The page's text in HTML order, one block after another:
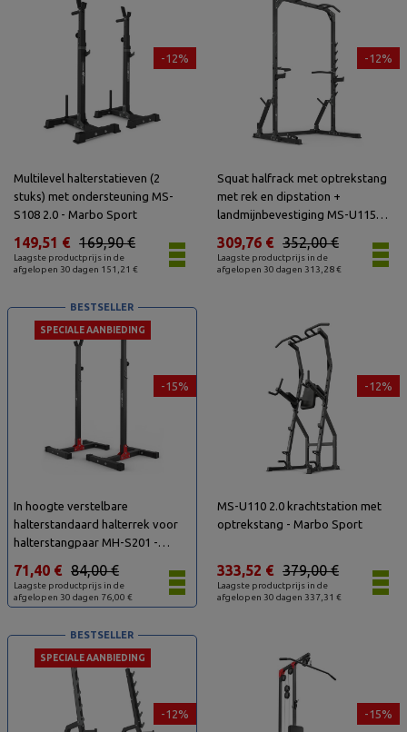
-12%
Multilevel halterstatieven (2
stuks) met ondersteuning MS-
S108 2.0 - Marbo Sport
Laagste productprijs in de
afgelopen 30 dagen 151,21 €
169,90 €
149,51 €
-12%
Squat halfrack met optrekstang
met rek en dipstation +
landmijnbevestiging MS-U115
Laagste productprijs in de
afgelopen 30 dagen 313,28 €
352,00 €
309,76 €
-15%
SPECIALE AANBIEDING
BESTSELLER
In hoogte verstelbare
halterstandaard halterrek voor
halterstangpaar MH-S201 -
Laagste productprijs in de
afgelopen 30 dagen 76,00 €
84,00 €
71,40 €
-12%
MS-U110 2.0 krachtstation met
optrekstang - Marbo Sport
Laagste productprijs in de
afgelopen 30 dagen 337,31 €
379,00 €
333,52 €
-12%
SPECIALE AANBIEDING
BESTSELLER
-15%